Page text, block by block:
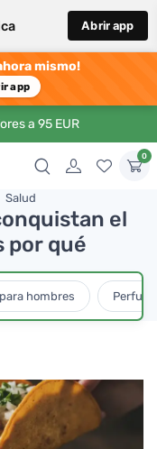
Abrir app
mismo!
app
a 95 EUR
0
Salud
el
por qué
hombres